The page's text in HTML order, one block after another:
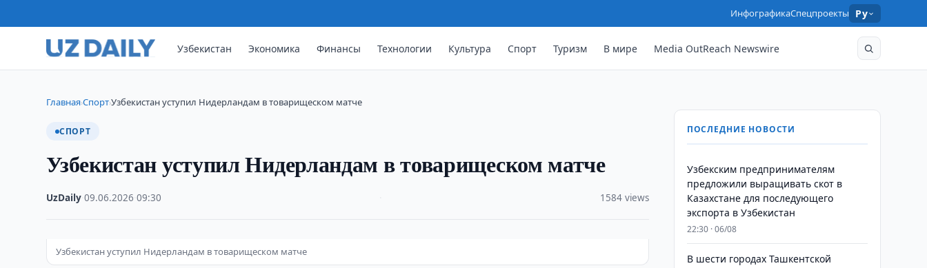
ИнфографикаСпецпроекты Ру
Узбекистан Экономика Финансы Технологии Культура Спорт Туризм В мире Media OutReach Newswire
Главная›Спорт›Узбекистан уступил Нидерландам в товарищеском матче
СПОРТ
Узбекистан уступил Нидерландам в товарищеском матче
UzDaily ·09.06.2026 ·09:30 1584 views
Узбекистан уступил Нидерландам в товарищеском матче
ПОСЛЕДНИЕ НОВОСТИ
Узбекским предпринимателям
предложили выращивать скот в
Казахстане для последующего
экспорта в Узбекистан
22:30 · 06/08
В шести городах Ташкентской